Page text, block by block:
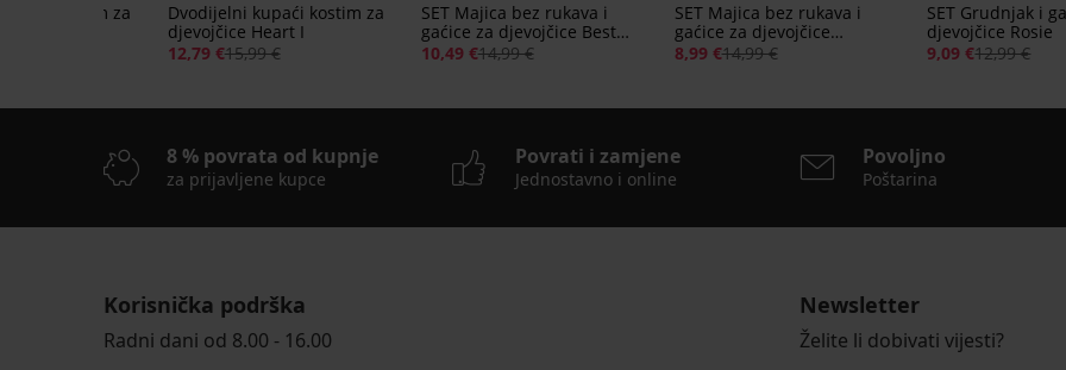
kostim za
Dvodijelni kupaći kostim za
djevojčice Heart I
12,79 €15,99 €
SET Majica bez rukava i
gaćice za djevojčice Best
friends
10,49 €14,99 €
SET Majica bez rukava i
gaćice za djevojčice
Bambolina
8,99 €14,99 €
SET Grudnjak i
djevojčice Rosie
9,09 €12,99 €
8 % povrata od kupnje
za prijavljene kupce
Povrati i zamjene
Jednostavno i online
Povoljno
Poštarina
Korisnička podrška
Radni dani od 8.00 - 16.00
Newsletter
Želite li dobivati vijesti?